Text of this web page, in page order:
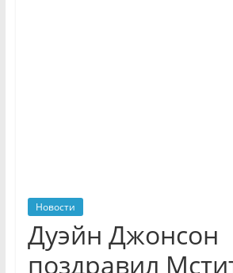
Новости
Дуэйн Джонсон
поздравил